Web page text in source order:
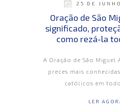
25 DE
Oração de São
significado,
como rezá-la
A Oração de São Miguel
preces mais
católicos em
LER